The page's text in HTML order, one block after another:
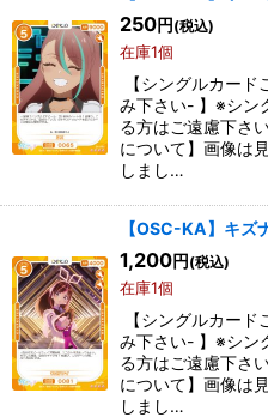
250円 (税込)
在庫1個
【シングルカー
み下さい- 】※シン
る方はご遠慮下さ
について】画像は
しまし…
【OSC-KA】キズ
1,200円 (税込)
在庫1個
【シングルカー
み下さい- 】※シン
る方はご遠慮下さ
について】画像は
しまし…